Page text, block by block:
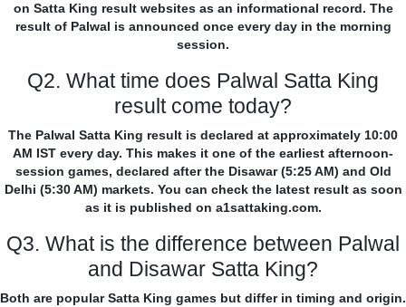
on Satta King result websites as an informational record. The
result of Palwal is announced once every day in the morning
session.
Q2. What time does Palwal Satta King
result come today?
The Palwal Satta King result is declared at approximately 10:00
AM IST every day. This makes it one of the earliest afternoon-
session games, declared after the Disawar (5:25 AM) and Old
Delhi (5:30 AM) markets. You can check the latest result as soon
as it is published on a1sattaking.com.
Q3. What is the difference between Palwal
and Disawar Satta King?
Both are popular Satta King games but differ in timing and origin.